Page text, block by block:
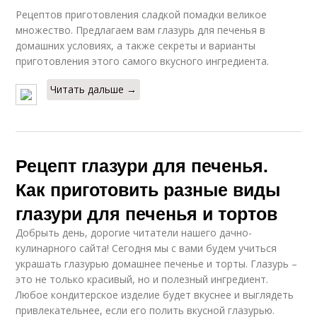
Рецептов приготовления сладкой помадки великое
множество. Предлагаем вам глазурь для печенья в
домашних условиях, а также секреты и варианты
приготовления этого самого вкусного ингредиента.
Читать дальше →
Рецепт глазури для печенья.
Как приготовить разные виды
глазури для печенья и тортов
Добрыть день, дорогие читатели нашего дачно-
кулинарного сайта! Сегодня мы с вами будем учиться
украшать глазурью домашнее печенье и торты. Глазурь –
это не только красивый, но и полезный ингредиент.
Любое кондитерское изделие будет вкуснее и выглядеть
привлекательнее, если его полить вкусной глазурью.